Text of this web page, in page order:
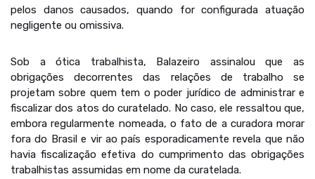
pelos danos causados, quando for configurada atuação
negligente ou omissiva.
Sob a ótica trabalhista, Balazeiro assinalou que as
obrigações decorrentes das relações de trabalho se
projetam sobre quem tem o poder jurídico de administrar e
fiscalizar dos atos do curatelado. No caso, ele ressaltou que,
embora regularmente nomeada, o fato de a curadora morar
fora do Brasil e vir ao país esporadicamente revela que não
havia fiscalização efetiva do cumprimento das obrigações
trabalhistas assumidas em nome da curatelada.